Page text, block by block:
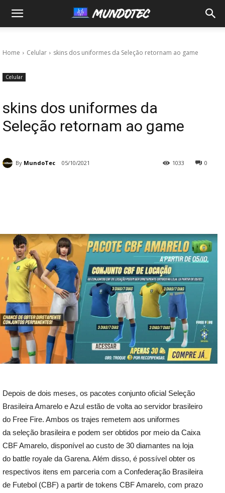
MundoTec
Home Celular skins dos uniformes da Seleção retornam ao game
Celular
skins dos uniformes da
Seleção retornam ao game
By MundoTec 05/10/2021 0
1033
Depois de dois meses, os pacotes conjunto oficial Seleção
Brasileira Amarelo e Azul estão de volta ao servidor brasileiro
do Free Fire. Ambos os trajes remetem aos uniformes
da seleção brasileira e podem ser obtidos por meio da Caixa
CBF Amarelo, disponível ao custo de 30 diamantes na loja
do battle royale da Garena. Além disso, é possível obter os
respectivos itens em parceria com a Confederação Brasileira
de Futebol (CBF) a partir de tokens CBF Amarelo, com prazo